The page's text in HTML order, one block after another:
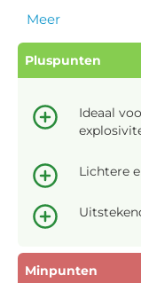
Meer
Pluspunten
Ideaal
Lichtere
Minpunten